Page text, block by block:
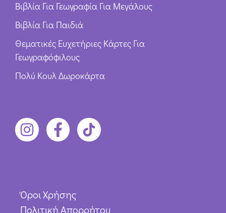
Βιβλία Για Γεωγραφία Για Μεγάλους
Βιβλία Για Παιδιά
Θεματικές Ευχετήριες Κάρτες Για
Γεωγραφόφιλους
Πολύ Κουλ Δωροκάρτα
Όροι Χρήσης
Πολιτική Απορρήτου